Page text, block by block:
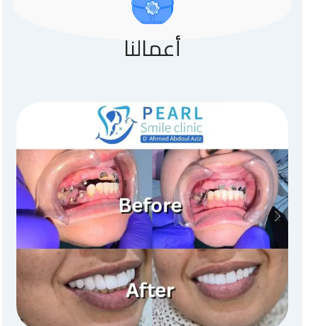
أعمالنا